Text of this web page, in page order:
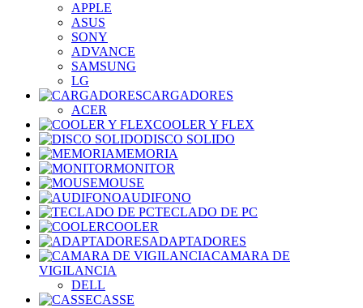
APPLE
ASUS
SONY
ADVANCE
SAMSUNG
LG
CARGADORES
ACER
COOLER Y FLEX
DISCO SOLIDO
MEMORIA
MONITOR
MOUSE
AUDIFONO
TECLADO DE PC
COOLER
ADAPTADORES
CAMARA DE
VIGILANCIA
DELL
CASSE